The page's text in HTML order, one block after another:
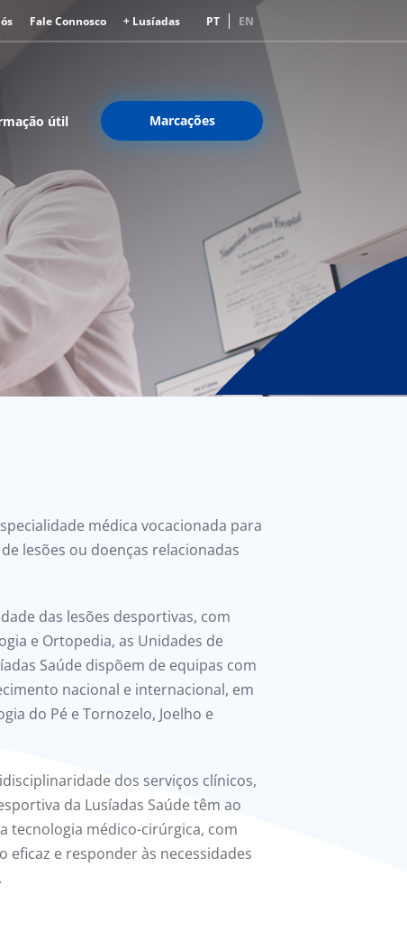
Fale Connosco + Lusíadas PT EN
útil Marcações
médica vocacionada para
lesões ou doenças relacionadas
das lesões desportivas, com
e Ortopedia, as Unidades de
Saúde dispõem de equipas com
nacional e internacional, em
do Pé e Tornozelo, Joelho e
dos serviços clínicos,
da Lusíadas Saúde têm ao
tecnologia médico-cirúrgica, com
eficaz e responder às necessidades